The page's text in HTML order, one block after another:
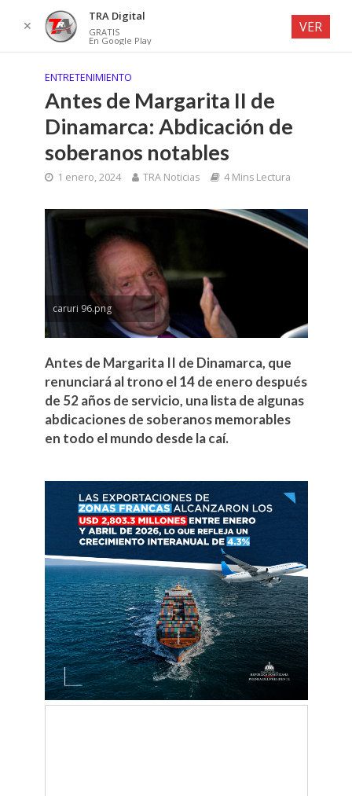
ENTRETENIMIENTO
Antes de Margarita II de
Dinamarca: Abdicación de
soberanos notables
1 enero, 2024 TRA Noticias 4 Mins Lectura
caruri 96.png
Antes de Margarita II de Dinamarca, que
renunciará al trono el 14 de enero después
de 52 años de servicio, una lista de algunas
abdicaciones de soberanos memorables
en todo el mundo desde la caí.
✕
TRA Digital
GRATIS
En Google Play
VER